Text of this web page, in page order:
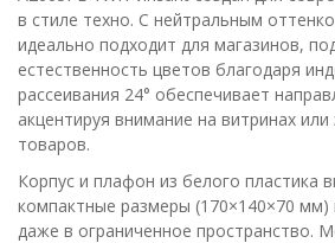
в стиле техно. С нейтральным
идеально подходит для магазинов,
естественность цветов благодаря
рассеивания 24° обеспечивает
акцентируя внимание на витринах или
товаров.
Корпус и плафон из белого пластика
компактные размеры (170×140×70 мм)
даже в ограниченное пространство.